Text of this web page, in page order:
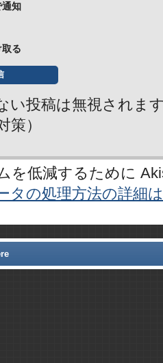
通知
る
い投稿は無視されま
策）
を低減するために
タの処理方法の詳細